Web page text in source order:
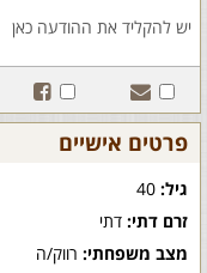
פרטים אישיים
גיל:
זרם דתי: דתי
מצב משפחתי: רווק/ה